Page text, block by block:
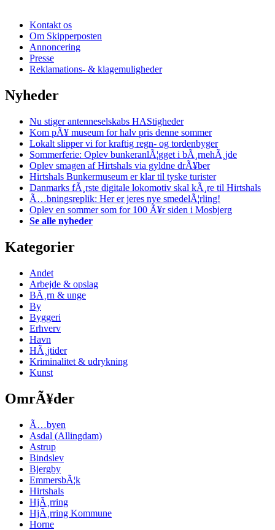
Kontakt os
Om Skipperposten
Annoncering
Presse
Reklamations- & klagemuligheder
Nyheder
Nu stiger antenneselskabs HAStigheder
Kom pÃ¥ museum for halv pris denne sommer
Lokalt slipper vi for kraftig regn- og tordenbyger
Sommerferie: Oplev bunkeranlÃ¦gget i bÃ¸rnehÃ¸jde
Oplev smagen af Hirtshals via gyldne drÃ¥ber
Hirtshals Bunkermuseum er klar til tyske turister
Danmarks fÃ¸rste digitale lokomotiv skal kÃ¸re til Hirtshals
Ã…bningsreplik: Her er jeres nye smedelÃ¦rling!
Oplev en sommer som for 100 Ã¥r siden i Mosbjerg
Se alle nyheder
Kategorier
Andet
Arbejde & opslag
BÃ¸rn & unge
By
Byggeri
Erhverv
Havn
HÃ¸jtider
Kriminalitet & udrykning
Kunst
OmrÃ¥der
Ã…byen
Asdal (Allingdam)
Astrup
Bindslev
Bjergby
EmmersbÃ¦k
Hirtshals
HjÃ¸rring
HjÃ¸rring Kommune
Horne